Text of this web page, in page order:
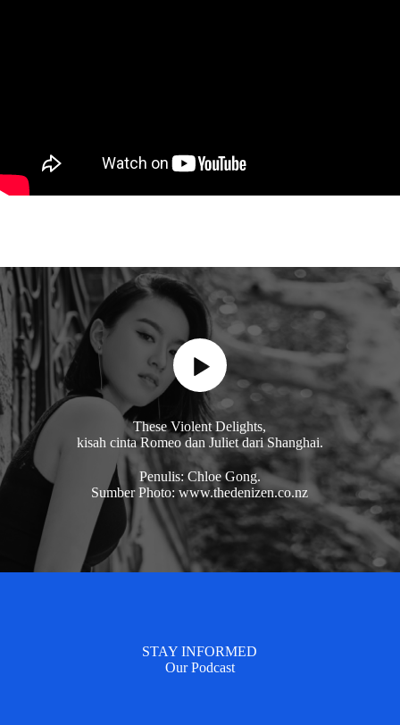
These Violent Delights,
kisah cinta Romeo dan Juliet dari Shanghai.
Penulis: Chloe Gong.
Sumber Photo: www.thedenizen.co.nz
STAY INFORMED
Our Podcast